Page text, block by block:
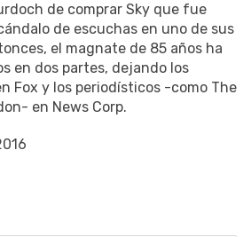
de comprar Sky que fue
de escuchas en uno de sus
el magnate de 85 años ha
en dos partes, dejando los
Fox y los periodísticos -como The
en News Corp.